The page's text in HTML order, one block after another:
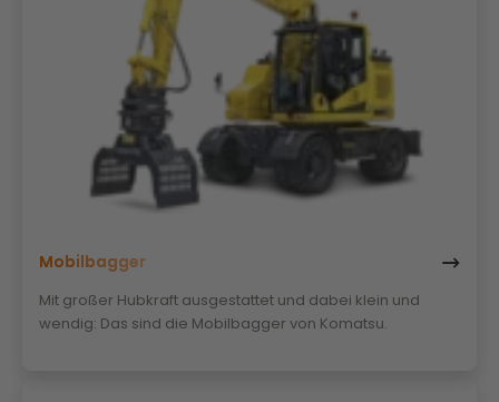
Mobilbagger
Mit großer Hubkraft ausgestattet und dabei klein und
wendig: Das sind die Mobilbagger von Komatsu.